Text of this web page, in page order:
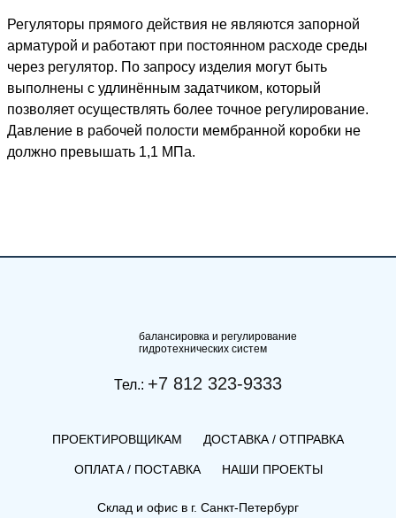
Регуляторы прямого действия не являются запорной
арматурой и работают при постоянном расходе среды
через регулятор. По запросу изделия могут быть
выполнены с удлинённым задатчиком, который
позволяет осуществлять более точное регулирование.
Давление в рабочей полости мембранной коробки не
должно превышать 1,1 МПа.
балансировка и регулирование
гидротехнических систем
Тел.: +7 812 323-9333
ПРОЕКТИРОВЩИКАМ ДОСТАВКА / ОТПРАВКА
ОПЛАТА / ПОСТАВКА НАШИ ПРОЕКТЫ
Склад и офис в г. Санкт-Петербург